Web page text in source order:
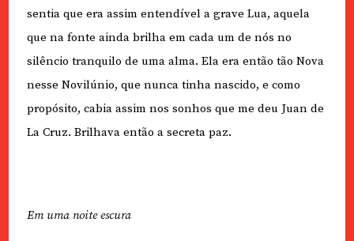
sentia que era assim entendível a grave Lua, aquela
que na fonte ainda brilha em cada um de nós no
silêncio tranquilo de uma alma. Ela era então tão Nova
nesse Novilúnio, que nunca tinha nascido, e como
propósito, cabia assim nos sonhos que me deu Juan de
La Cruz. Brilhava então a secreta paz.
Em uma noite escura